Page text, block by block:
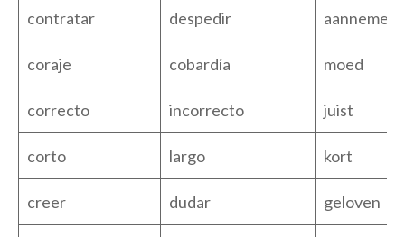
contratar despedir aannemen
coraje cobardía moed
correcto incorrecto juist
corto largo kort
creer dudar geloven